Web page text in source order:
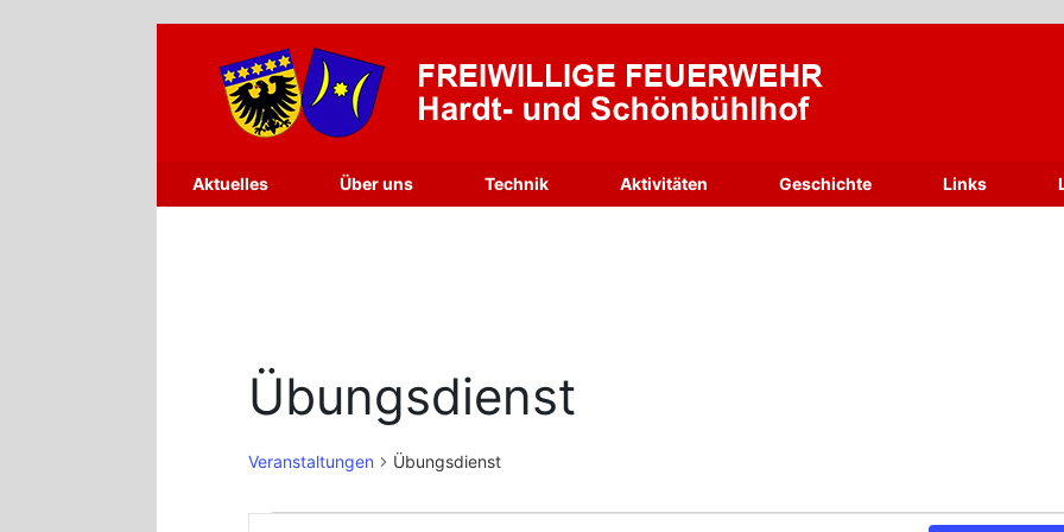
springen
Aktuelles Über uns Technik Aktivitäten Geschichte Links
Übungsdienst
Veranstaltungen Übungsdienst